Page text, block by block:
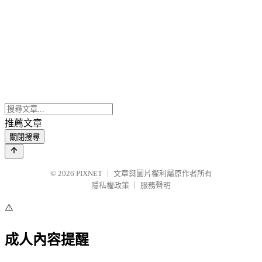
推薦文章
關閉搜尋
© 2026 PIXNET
文章與圖片權利屬原作者所有
隱私權政策
服務聲明
⚠️
成人內容提醒